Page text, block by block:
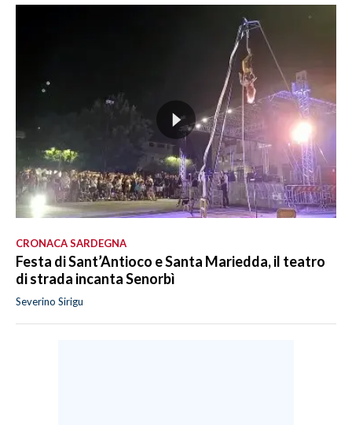
CRONACA SARDEGNA
Festa di Sant’Antioco e Santa Mariedda, il teatro
di strada incanta Senorbì
Severino Sirigu